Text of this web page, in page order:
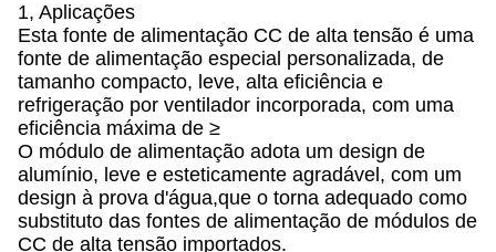
1, Aplicações
Esta fonte de alimentação CC de alta tensão é uma
fonte de alimentação especial personalizada, de
tamanho compacto, leve, alta eficiência e
refrigeração por ventilador incorporada, com uma
eficiência máxima de ≥
O módulo de alimentação adota um design de
alumínio, leve e esteticamente agradável, com um
design à prova d'água,que o torna adequado como
substituto das fontes de alimentação de módulos de
CC de alta tensão importados.